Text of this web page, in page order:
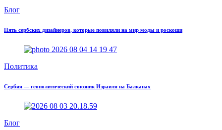
Блог
Пять сербских дизайнеров, которые повиляли на мир моды и роскоши
Политика
Сербия — геополитический союзник Израиля на Балканах
Блог